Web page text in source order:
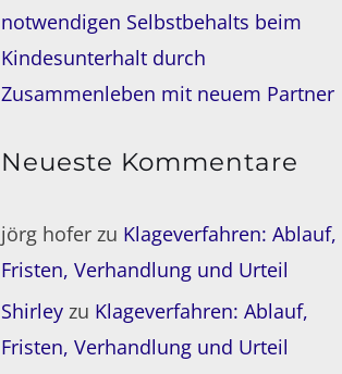
notwendigen Selbstbehalts beim
Kindesunterhalt durch
Zusammenleben mit neuem Partner
Neueste Kommentare
jörg hoferzu Klageverfahren: Ablauf,
Fristen, Verhandlung und Urteil
Shirleyzu Klageverfahren: Ablauf,
Fristen, Verhandlung und Urteil